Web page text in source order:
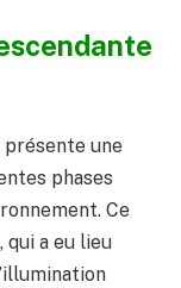
présente une
phases
Ce
a eu lieu